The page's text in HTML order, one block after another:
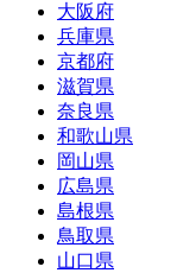
大阪府
兵庫県
京都府
滋賀県
奈良県
和歌山県
岡山県
広島県
島根県
鳥取県
山口県